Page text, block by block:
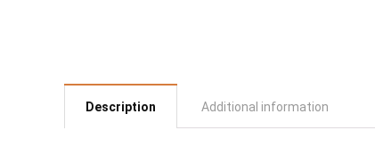
Description Additional information